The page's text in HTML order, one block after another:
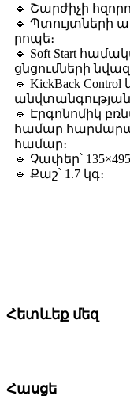
🔹 Շարժիչի
🔹 Պտույտների
րոպե։
🔹 Soft Start
ցնցումների
🔹 KickBack
🔹 Էրգոնոմիկ
համար
համար։
🔹 Չափեր՝
🔹 Քաշ՝ 1.7 կգ։
Հետևեք մեզ
Հասցե